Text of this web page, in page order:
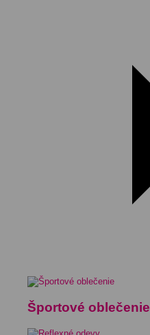
Športové oblečenie